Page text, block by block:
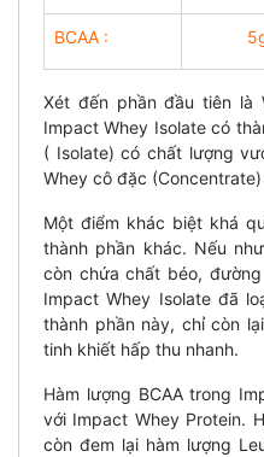
BCAA :
Xét đến phần đầu tiên là
Impact Whey Isolate có
( Isolate) có chất lượng
Whey cô đặc
Một điểm khác biệt khá
thành phần khác. Nếu
còn chứa chất béo,
Impact Whey Isolate đã
thành phần này, chỉ còn
tinh khiết hấp thu nhanh.
Hàm lượng BCAA trong
với Impact Whey Protein.
còn đem lại hàm lượng